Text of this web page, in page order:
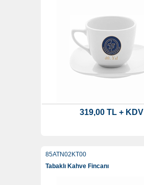
319,00 TL + KDV
85ATN02KT00
Tabaklı Kahve Fincanı